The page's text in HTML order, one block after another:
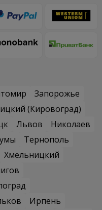
Запорожье
(Кировоград)
Львов
Николаев
Тернополь
Хмельницкий
Ирпень